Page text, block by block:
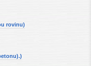
rovinu)